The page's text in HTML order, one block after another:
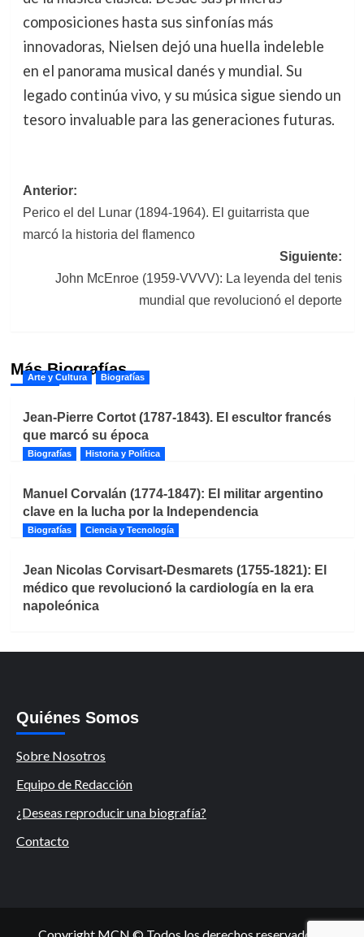
composiciones hasta sus sinfonías más
innovadoras, Nielsen dejó una huella indeleble
en el panorama musical danés y mundial. Su
legado continúa vivo, y su música sigue siendo un
tesoro invaluable para las generaciones futuras.
Navegación
de
Anterior:
Perico el del Lunar (1894-1964). El guitarrista que
marcó la historia del flamenco
Siguiente:
John McEnroe (1959-VVVV): La leyenda del tenis
mundial que revolucionó el deporte
Más Biografías
Arte y Cultura Biografías
Jean-Pierre Cortot (1787-1843). El escultor francés
que marcó su época
Biografías Historia y Política
Manuel Corvalán (1774-1847): El militar argentino
clave en la lucha por la Independencia
Biografías Ciencia y Tecnología
Jean Nicolas Corvisart-Desmarets (1755-1821): El
médico que revolucionó la cardiología en la era
napoleónica
Quiénes Somos
Sobre Nosotros
Equipo de Redacción
¿Deseas reproducir una biografía?
Contacto
Copyright MCN © Todos los derechos reservados.